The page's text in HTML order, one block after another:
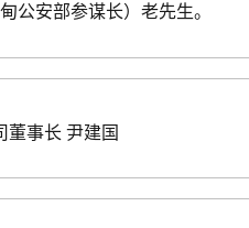
公安部参谋长）老先生。
董事长 尹建国